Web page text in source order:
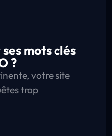
mots clés
?
votre site
trop